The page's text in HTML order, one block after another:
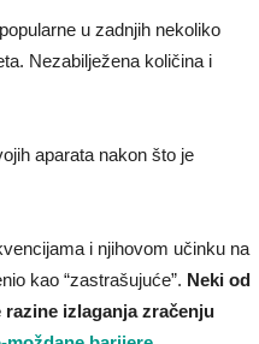
u zadnjih nekoliko
Nezabilježena količina i
aparata nakon što je
i njihovom učinku na
kao “zastrašujuće”. Neki od
izlaganja zračenju